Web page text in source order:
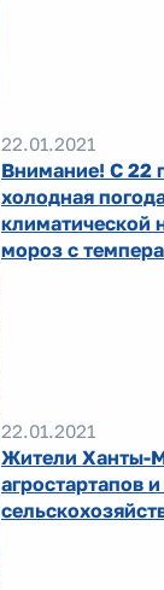
22.01.2021
Внимание! С 22
холодная
климатической
мороз с
22.01.2021
Жители Ханты-
агростартапов